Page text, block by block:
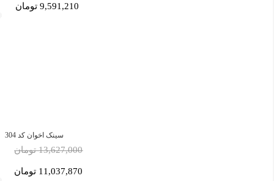
9,591,210 تومان
سینک اخوان کد 304
13,627,000 تومان
11,037,870 تومان